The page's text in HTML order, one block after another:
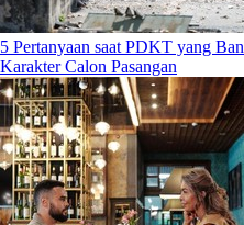
5 Pertanyaan saat PDKT yang
Karakter Calon Pasangan